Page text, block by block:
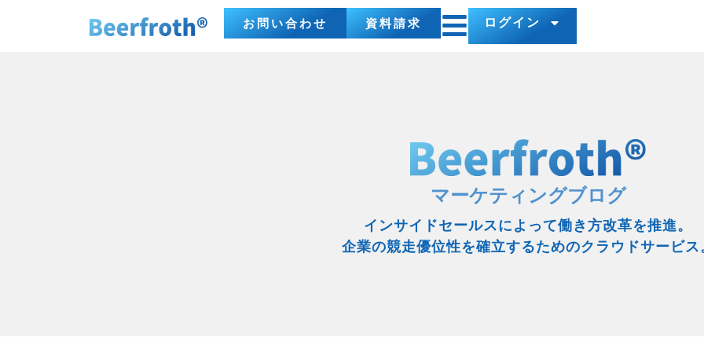
お問い合わせ 資料請求 ログイン
マーケティングブログ
インサイドセールスによって働き方改革を推進。
企業の競走優位性を確立するためのクラウドサービス